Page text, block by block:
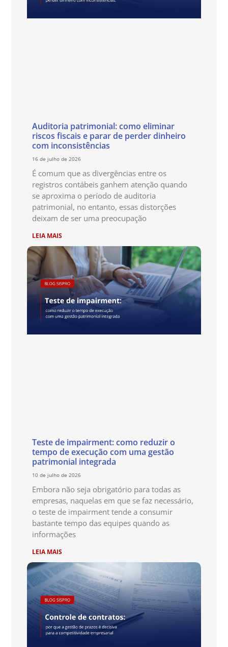
Auditoria patrimonial: como eliminar
riscos fiscais e parar de perder dinheiro
com inconsistências
16 de julho de 2026
É comum que as divergências entre os
registros contábeis ganhem atenção quando
se aproxima o período de auditoria
patrimonial, no entanto, essas distorções
deixam de ser uma preocupação
LEIA MAIS
Teste de impairment: como reduzir o
tempo de execução com uma gestão
patrimonial integrada
10 de julho de 2026
Embora não seja obrigatório para todas as
empresas, naquelas em que se faz necessário,
o teste de impairment tende a consumir
bastante tempo das equipes quando as
informações
LEIA MAIS